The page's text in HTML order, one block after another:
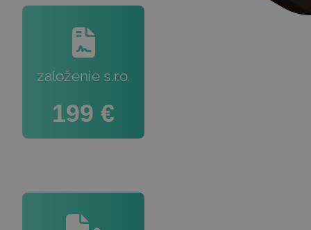
založenie s.r.o.
199 €